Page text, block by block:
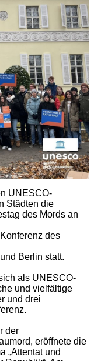
UNESCO-
Städten die
des Mords an
des
Berlin statt.
als UNESCO-
und vielfältige
und drei
der
eröffnete die
„Attentat und